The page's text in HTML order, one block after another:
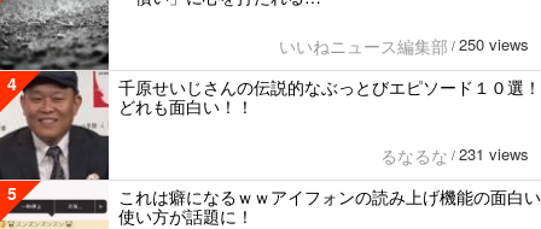
いいねニュース編集部 / 250 views
4
千原せいじさんの伝説的なぶっとびエピソード１０選！
どれも面白い！！
るなるな / 231 views
5
これは癖になるｗｗアイフォンの読み上げ機能の面白い
使い方が話題に！